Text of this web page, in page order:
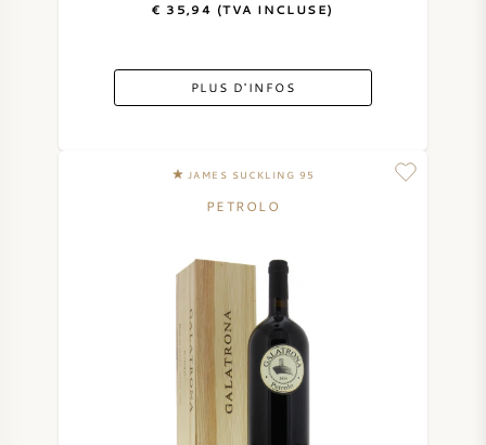
€ 35,94 (TVA INCLUSE)
PLUS D'INFOS
JAMES SUCKLING 95
PETROLO